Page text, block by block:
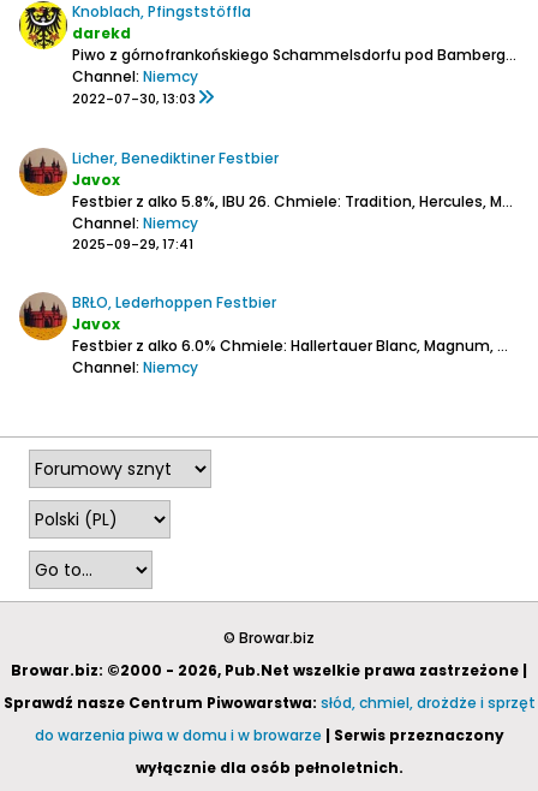
Knoblach, Pfingststöffla
darekd
Piwo z górnofrankońskiego Schammelsdorfu pod Bambergiem.
Channel: Niemcy
2022-07-30, 13:03
Licher, Benediktiner Festbier
Javox
Festbier z alko 5.8%, IBU 26. Chmiele: Tradition, Hercules, Magnum, Perle, Polaris.
Channel: Niemcy
2025-09-29, 17:41
BRŁO, Lederhoppen Festbier
Javox
Festbier z alko 6.0% Chmiele: Hallertauer Blanc, Magnum, Callista.
Channel: Niemcy
© Browar.biz
Browar.biz: ©2000 - 2026, Pub.Net wszelkie prawa zastrzeżone |
Sprawdź nasze Centrum Piwowarstwa: słód, chmiel, drożdże i sprzęt
do warzenia piwa w domu i w browarze | Serwis przeznaczony
wyłącznie dla osób pełnoletnich.